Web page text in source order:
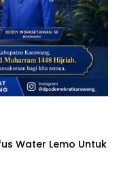
Water Lemo Untuk